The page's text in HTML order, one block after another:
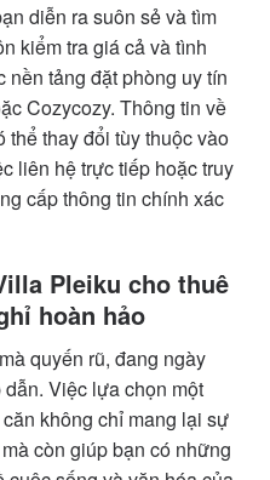
diễn ra suôn sẻ và tìm
kiểm tra giá cả và tình
nền tảng đặt phòng uy tín
Cozycozy. Thông tin về
thể thay đổi tùy thuộc vào
liên hệ trực tiếp hoặc truy
cấp thông tin chính xác
Pleiku cho thuê
hoàn hảo
quyến rũ, đang ngày
Việc lựa chọn một
không chỉ mang lại sự
còn giúp bạn có những